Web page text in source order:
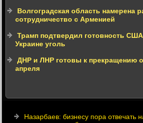
Волгоградская область намерена
сотрудничество с Арменией
Трамп подтвердил готовность
Украине уголь
ДНР и ЛНР готовы к прекращению
апреля
Назарбаев: бизнесу пора отвечать